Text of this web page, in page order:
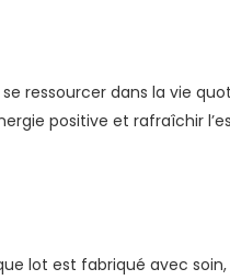
ressourcer dans la vie
positive et rafraîchir
lot est fabriqué avec